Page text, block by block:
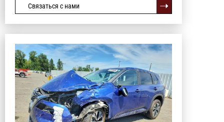
Связаться с нами